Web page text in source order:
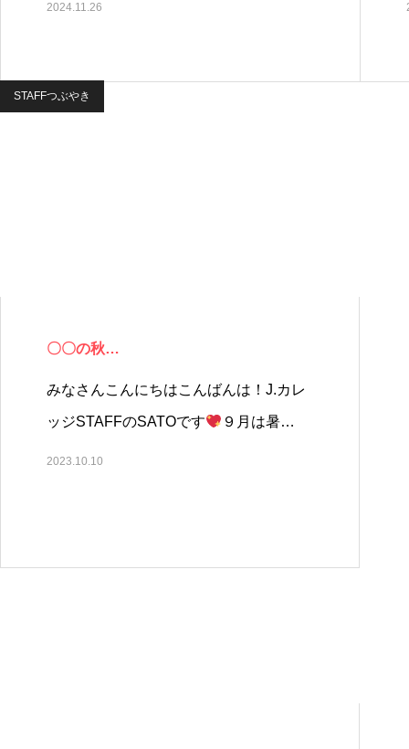
2024.11.26
STAFFつぶやき
〇〇の秋…
みなさんこんにちはこんばんは！J.カレ
ッジSTAFFのSATOです ９月は暑…
2023.10.10